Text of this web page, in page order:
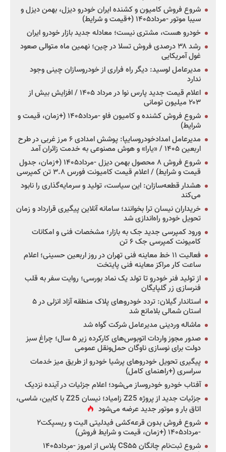
شروع فروش کامیون و کشنده ایران خودرو دیزل، بهمن دیزل و
سیبا موتور -مرداد۱۴۰۵ (+قیمت و شرایط)
خودرو هست، مشتری نیست؛ معادله جدید بازار خودرو ایران
رشد ۳۸ درصدی فروش تسلا در چین؛ نهمین ماه متوالی صعود
غول آمریکایی
مدیرعامل لوسید: دیگر راه فراری از خودروسازان چینی وجود
ندارد
اعلام قیمت جدید پارس نوا در مرداد ۱۴۰۵ / افزایش بیش از
۲۰۳ میلیون تومانی
شروع فروش کشنده و کامیون فاو -مرداد۱۴۰۵ (+زمان، قیمت و
شرایط)
مدیرعامل امدادخودروسایپا: پوشش امدادی ۶ مرز غربی در طرح
اربعین ۱۴۰۵ / «یارا» و هوش مصنوعی به خدمت زائران آمد
شروع فروش ۸ محصول بهمن دیزل -مرداد۱۴۰۵ (+زمان، جدول
قیمت و شرایط) / اعلام قیمت کامیونت فورس ۳.۸ تن کمپرسی
هشدار قطعه‌سازان: این سیاست، تولید و سرمایه‌گذاری را نابود
می‌کند
خریداران نیسان ترا بخوانند؛ سامانه آنلاین پیگیری قرارداد و زمان
تحویل خودرو راه‌اندازی شد
ورود کمپرسی جدید جک به بازار؛ مشخصات فنی و امکانات
کامیونت کمپرسی جک ۶ تن
فعالیت ۱۱ خط معاینه فنی تهران در روز اربعین حسینی؛ اعلام
ساعت کار مراکز معاینه فنی پایتخت
از تولید فنر خودرو تا تولد یک نماد بورسی؛ روایت سفر به قلب
فنرسازی زر گلپایگان
استاندار گیلان: تردد خودروهای پلاک منطقه آزاد انزلی در ۵
استان شمالی بلامانع شد
ماشاله وردینی مدیرعامل شرکت گواه شد
صدور مجوز واردات اتوبوس‌های کارکرده زیر ۵ سال؛ چراغ سبز
دولت برای نوسازی ناوگان حمل‌ونقل عمومی
پیگیری تحویل خودروهای پرشیا خودرو از طریق میز خدمات
سراسری (+راهنمای کامل)
آفتاب خودرو خودروساز می‌شود؛ اعلام جزئیات در آینده نزدیک
جزئیات جدید از پروژه Z25 زامیاد؛ نیسان Z25 با کابین، شاسی،
اتاق بار و موتور جدید عرضه می‌شود
شروع فروش بدون قرعه‌کشی فیدلیتی الیت و ریسپکت۲
-مرداد۱۴۰۵ (+زمان، قیمت و شرایط فروش)
شروع ثبت‌نام چانگان CS۵۵ پلاس از امروز -مرداد۱۴۰۵